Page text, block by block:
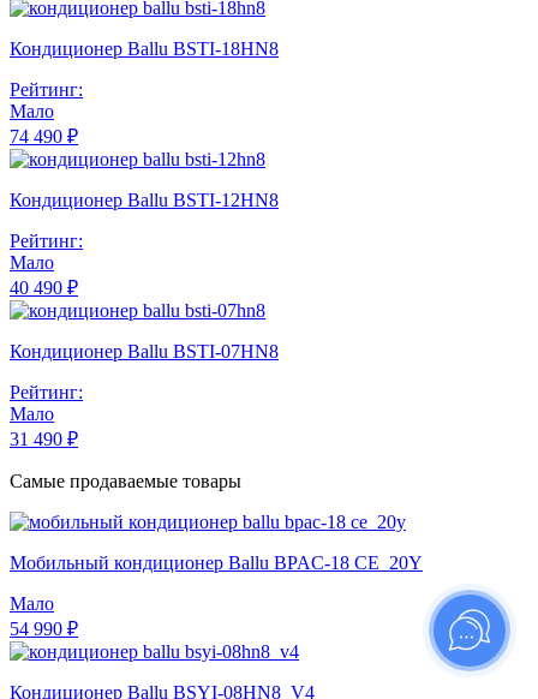
Кондиционер Ballu BSTI-18HN8
Рейтинг:
Мало
74 490 ₽
Кондиционер Ballu BSTI-12HN8
Рейтинг:
Мало
40 490 ₽
Кондиционер Ballu BSTI-07HN8
Рейтинг:
Мало
31 490 ₽
Самые продаваемые товары
Мобильный кондиционер Ballu BPAC-18 CE_20Y
Мало
54 990 ₽
Кондиционер Ballu BSYI-08HN8_V4